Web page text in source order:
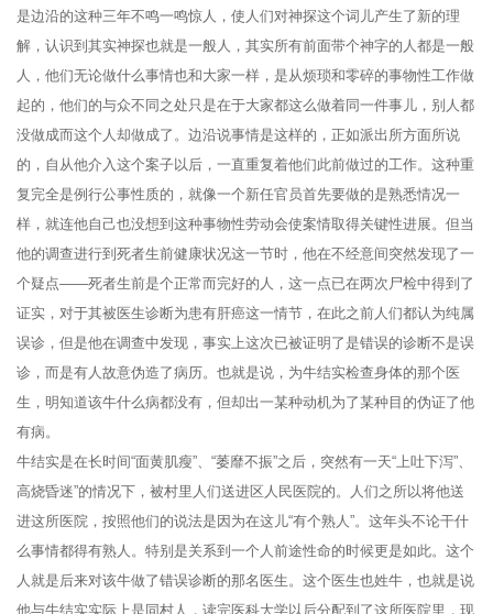
是边沿的这种三年不鸣一鸣惊人，使人们对神探这个词儿产生了新的理
解，认识到其实神探也就是一般人，其实所有前面带个神字的人都是一般
人，他们无论做什么事情也和大家一样，是从烦琐和零碎的事物性工作做
起的，他们的与众不同之处只是在于大家都这么做着同一件事儿，别人都
没做成而这个人却做成了。边沿说事情是这样的，正如派出所方面所说
的，自从他介入这个案子以后，一直重复着他们此前做过的工作。这种重
复完全是例行公事性质的，就像一个新任官员首先要做的是熟悉情况一
样，就连他自己也没想到这种事物性劳动会使案情取得关键性进展。但当
他的调查进行到死者生前健康状况这一节时，他在不经意间突然发现了一
个疑点——死者生前是个正常而完好的人，这一点已在两次尸检中得到了
证实，对于其被医生诊断为患有肝癌这一情节，在此之前人们都认为纯属
误诊，但是他在调查中发现，事实上这次已被证明了是错误的诊断不是误
诊，而是有人故意伪造了病历。也就是说，为牛结实检查身体的那个医
生，明知道该牛什么病都没有，但却出一某种动机为了某种目的伪证了他
有病。
牛结实是在长时间“面黄肌瘦”、“萎靡不振”之后，突然有一天“上吐下泻”、
高烧昏迷”的情况下，被村里人们送进区人民医院的。人们之所以将他送
进这所医院，按照他们的说法是因为在这儿“有个熟人”。这年头不论干什
么事情都得有熟人。特别是关系到一个人前途性命的时候更是如此。这个
人就是后来对该牛做了错误诊断的那名医生。这个医生也姓牛，也就是说
他与牛结实实际上是同村人，读完医科大学以后分配到了这所医院里，现